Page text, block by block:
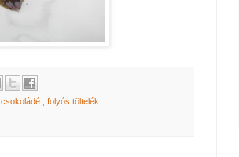
folyós töltelék